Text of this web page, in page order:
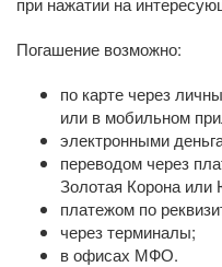
Погашение возможно:
по карте через
или в мобильном
электронными
переводом через
Золотая Корона или
платежом по
через терминалы;
в офисах МФО.